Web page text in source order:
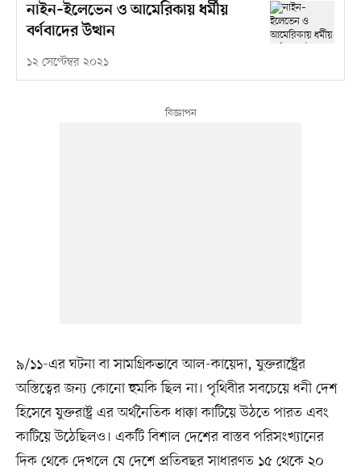
নাইন–ইলেভেন ও আমেরিকায় ধর্মীয়
বর্ণবাদের উত্থান
১২ সেপ্টেম্বর ২০২১
৯/১১-এর ঘটনা বা সামগ্রিকভাবে আল-কায়েদা, যুক্তরাষ্ট্রের
অস্তিত্বের জন্য কোনো হুমকি ছিল না। পৃথিবীর সবচেয়ে ধনী দেশ
হিসেবে যুক্তরাষ্ট্র এর অর্থনৈতিক ধাক্কা কাটিয়ে উঠতে পারত এবং
কাটিয়ে উঠেছিলও। একটি বিশাল দেশের বাস্তব পরিসংখ্যানের
দিক থেকে দেখলে যে দেশে প্রতিবছর সাধারণত ১৫ থেকে ২০